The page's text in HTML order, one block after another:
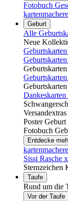
Fotobuch
Geburt
Alle
Neue
Versandextras
Poster Geburt
Fotobuch
Entdecke
Sissi Rasche
Sternzeichen
Taufe
Rund um die
Vor der Taufe